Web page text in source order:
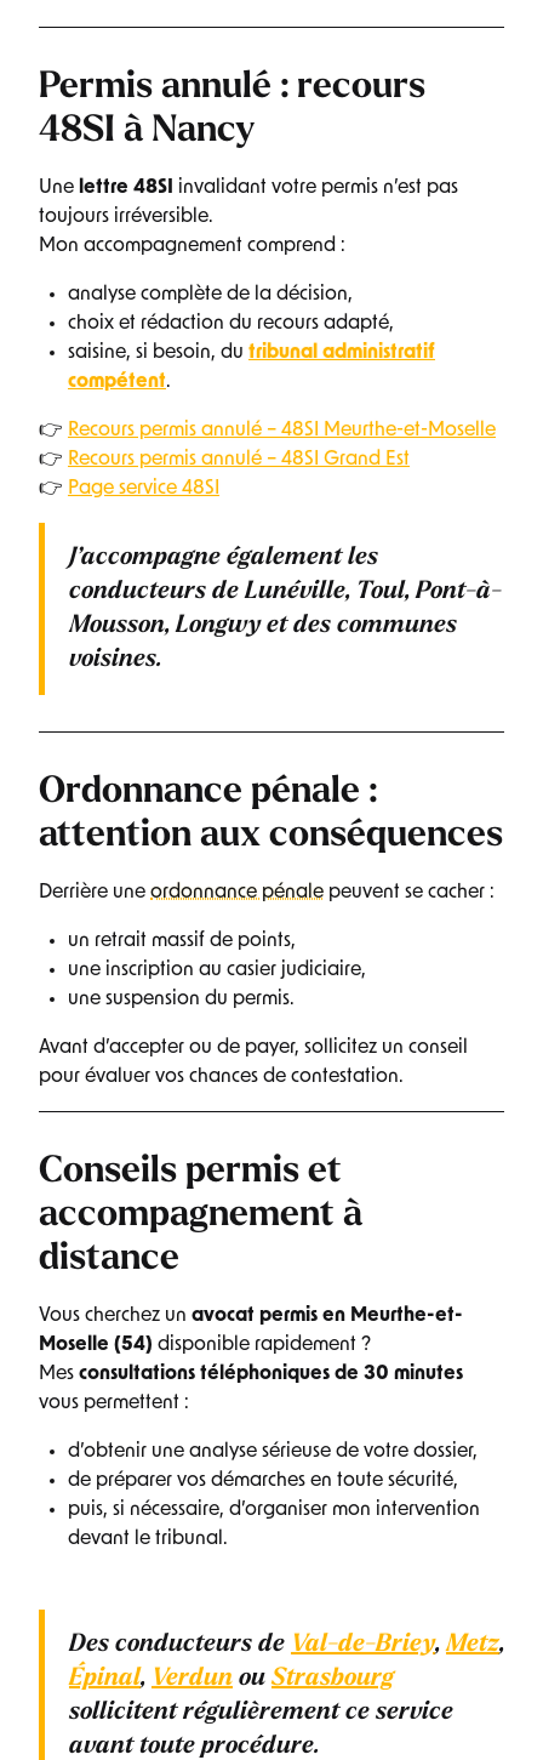
Permis annulé : recours
48SI à Nancy
Une lettre 48SI
invalidant votre permis n’est pas
toujours irréversible.
Mon accompagnement comprend :
analyse complète de la décision,
choix et rédaction du recours adapté,
saisine, si besoin, du tribunal administratif
compétent.
👉 Recours permis annulé – 48SI Meurthe-et-Moselle
👉 Recours permis annulé – 48SI Grand Est
👉 Page service 48SI
J’accompagne également les
conducteurs deLunéville, Toul, Pont-à-
Mousson, Longwyet des communes
voisines.
Ordonnance pénale :
attention aux conséquences
Derrière une ordonnance pénale peuvent se cacher :
un retrait massif de points,
une inscription au casier judiciaire,
une suspension du permis.
Avant d’accepter ou de payer, sollicitez un conseil
pour évaluer vos chances de contestation.
Conseils permis et
accompagnement à
distance
Vous cherchez un avocat permis en Meurthe-et-
Moselle (54) disponible rapidement ?
Mes consultations téléphoniques de 30 minutes
vous permettent :
d’obtenir une analyse sérieuse de votre dossier,
de préparer vos démarches en toute sécurité,
puis, si nécessaire, d’organiser mon intervention
devant le tribunal.
Des conducteurs de Val-de-Briey,Metz,
Épinal, Verdun ouStrasbourg
sollicitent régulièrement ce service
avant toute procédure.